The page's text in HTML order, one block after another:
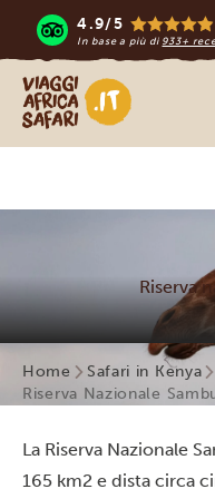
4.9/5
In base a più di 933+
Viaggi Africa Safari
Riserva
Home Safari in Kenya
Riserva Nazionale
La Riserva Nazionale
165 km2 e dista circa